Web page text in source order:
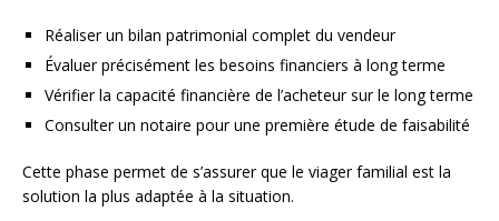
Réaliser un bilan patrimonial complet du vendeur
Évaluer précisément les besoins financiers à long terme
Vérifier la capacité financière de l’acheteur sur le long terme
Consulter un notaire pour une première étude de faisabilité
Cette phase permet de s’assurer que le viager familial est la
solution la plus adaptée à la situation.